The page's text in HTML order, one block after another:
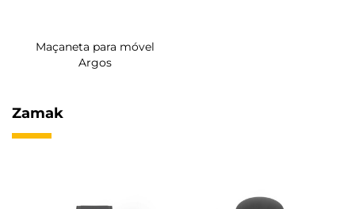
Maçaneta para móvel
Argos
Zamak